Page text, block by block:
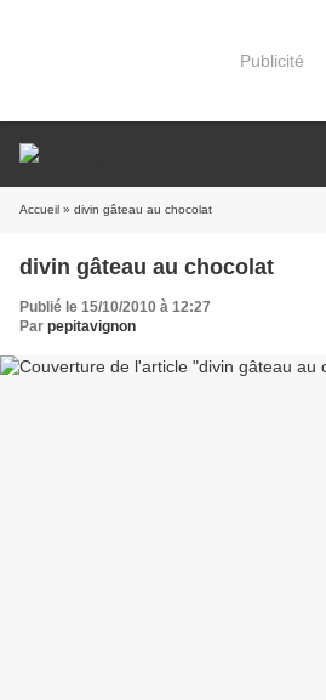
Publicité
Accueil » divin gâteau au chocolat
divin gâteau au chocolat
Publié le 15/10/2010 à 12:27
Par pepitavignon